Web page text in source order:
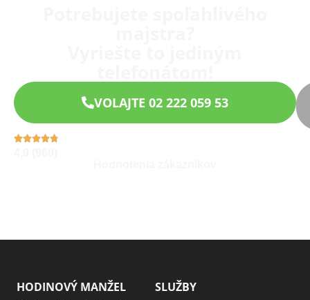
VOLAJTE 02 222 059 53
HODINOVÝ MANŽEL SLUŽBY